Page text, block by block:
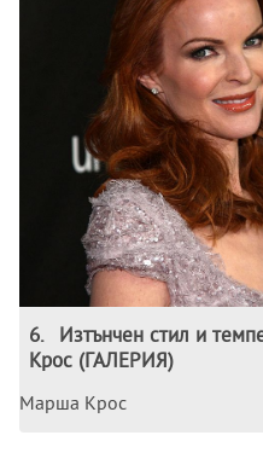
6.
Изтънчен стил и
Крос (ГАЛЕРИЯ)
Марша Крос